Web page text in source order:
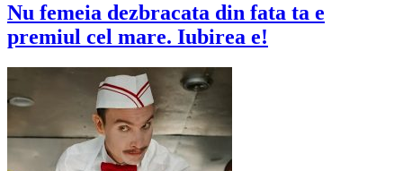
Nu femeia dezbracata din fata ta e
premiul cel mare. Iubirea e!